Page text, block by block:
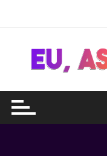
conteúdo